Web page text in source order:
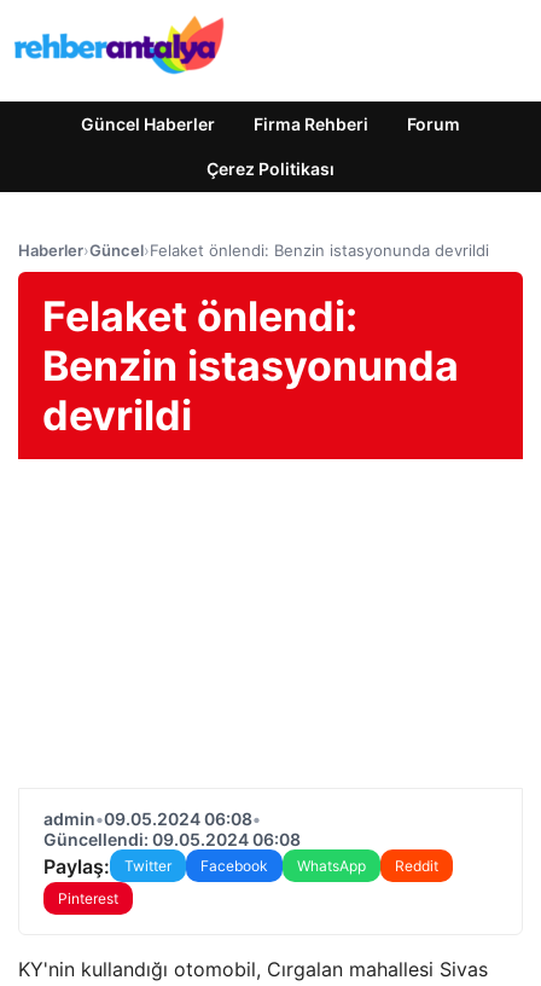
Güncel Haberler Firma Rehberi Forum
Çerez Politikası
Haberler›Güncel›Felaket önlendi: Benzin istasyonunda devrildi
Felaket önlendi:
Benzin istasyonunda
devrildi
admin•09.05.2024 06:08•
Güncellendi: 09.05.2024 06:08
Paylaş: Twitter Facebook WhatsApp
Reddit
Pinterest
KY'nin kullandığı otomobil, Cırgalan mahallesi Sivas